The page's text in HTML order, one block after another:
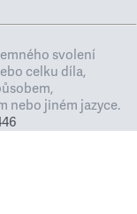
svolení
celku díla,
nebo jiném jazyce.